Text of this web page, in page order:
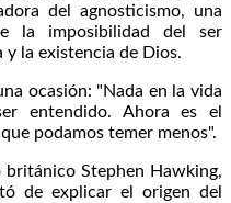
del agnosticismo, una
la imposibilidad del ser
y la existencia de Dios.
ocasión: "Nada en la vida
entendido. Ahora es el
podamos temer menos".
Stephen Hawking,
de explicar el origen del